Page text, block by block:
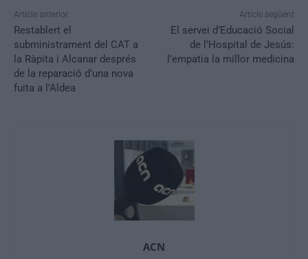
Article anterior
Restablert el
subministrament del CAT a
la Ràpita i Alcanar després
de la reparació d’una nova
fuita a l’Aldea
Article següent
El servei d’Educació Social
de l’Hospital de Jesús:
l’empatia la millor medicina
ACN